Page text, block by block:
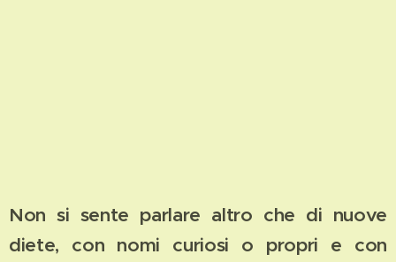
Non si sente parlare altro che di nuove
diete, con nomi curiosi o propri e con